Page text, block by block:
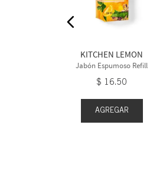
KITCHEN LEMON
Jabón Espumoso Refill
$ 16.50
AGREGAR